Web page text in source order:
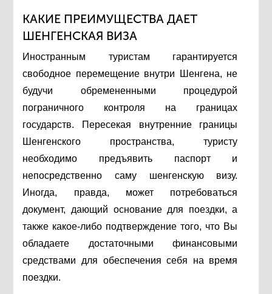
КАКИЕ ПРЕИМУЩЕСТВА ДАЕТ
ШЕНГЕНСКАЯ ВИЗА
Иностранным туристам гарантируется
свободное перемещение внутри Шенгена, не
будучи обремененными процедурой
пограничного контроля на границах
государств. Пересекая внутренние границы
Шенгенского пространства, туристу
необходимо предъявить паспорт и
непосредственно саму шенгенскую визу.
Иногда, правда, может потребоваться
документ, дающий основание для поездки, а
также какое-либо подтверждение того, что Вы
обладаете достаточными финансовыми
средствами для обеспечения себя на время
поездки.